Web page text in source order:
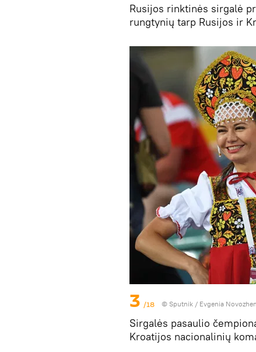
Rusijos rinktinės sirgalė
rungtynių tarp Rusijos ir
3 /18 © Sputnik / Evgenia
Sirgalės pasaulio
Kroatijos nacionalinių